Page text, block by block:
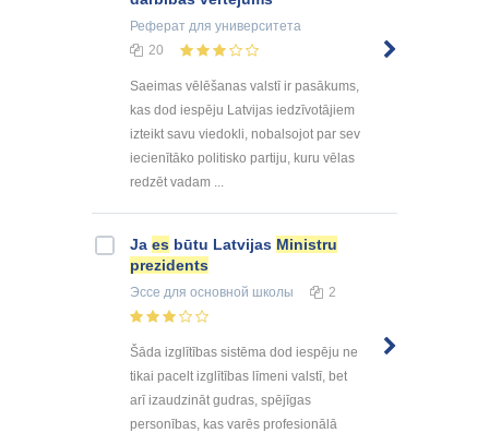
Реферат для университета
20
Saeimas vēlēšanas valstī ir pasākums,
kas dod iespēju Latvijas iedzīvotājiem
izteikt savu viedokli, nobalsojot par sev
iecienītāko politisko partiju, kuru vēlas
redzēt vadam ...
Ja es būtu Latvijas Ministru
prezidents
Эссе для основной школы 2
Šāda izglītības sistēma dod iespēju ne
tikai pacelt izglītības līmeni valstī, bet
arī izaudzināt gudras, spējīgas
personības, kas varēs profesionālā